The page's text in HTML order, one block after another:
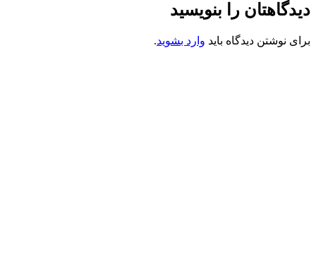
دیدگاهتان را بنویسید
برای نوشتن دیدگاه باید وارد بشوید.